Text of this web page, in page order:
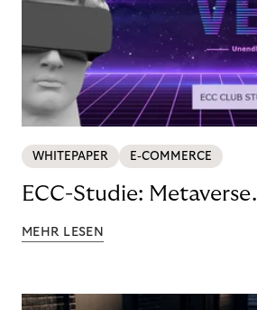
WHITEPAPER E-COMMERCE
ECC-Studie: Metaverse.
MEHR LESEN